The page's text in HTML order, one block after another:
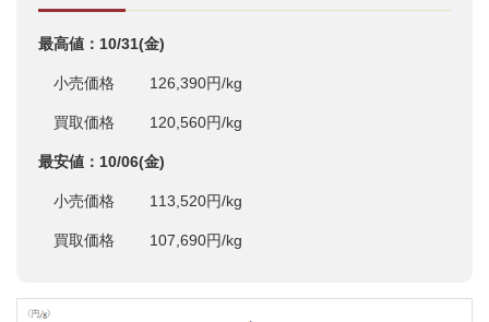
最高値：10/31(金)
小売価格 126,390円/kg
買取価格 120,560円/kg
最安値：10/06(金)
小売価格 113,520円/kg
買取価格 107,690円/kg